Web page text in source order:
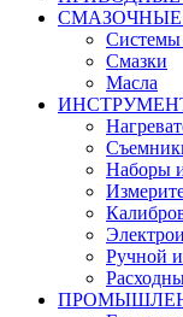
Системы
Смазки
Масла
Наборы
Ручной